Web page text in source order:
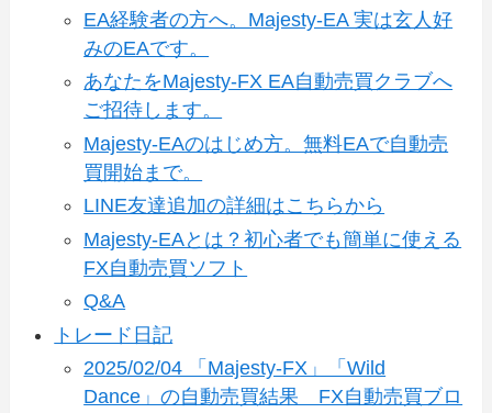
EA経験者の方へ。Majesty-EA 実は玄人好
みのEAです。
あなたをMajesty-FX EA自動売買クラブへ
ご招待します。
Majesty-EAのはじめ方。無料EAで自動売
買開始まで。
LINE友達追加の詳細はこちらから
Majesty-EAとは？初心者でも簡単に使える
FX自動売買ソフト
Q&A
トレード日記
2025/02/04 「Majesty-FX」「Wild
Dance」の自動売買結果 FX自動売買ブロ